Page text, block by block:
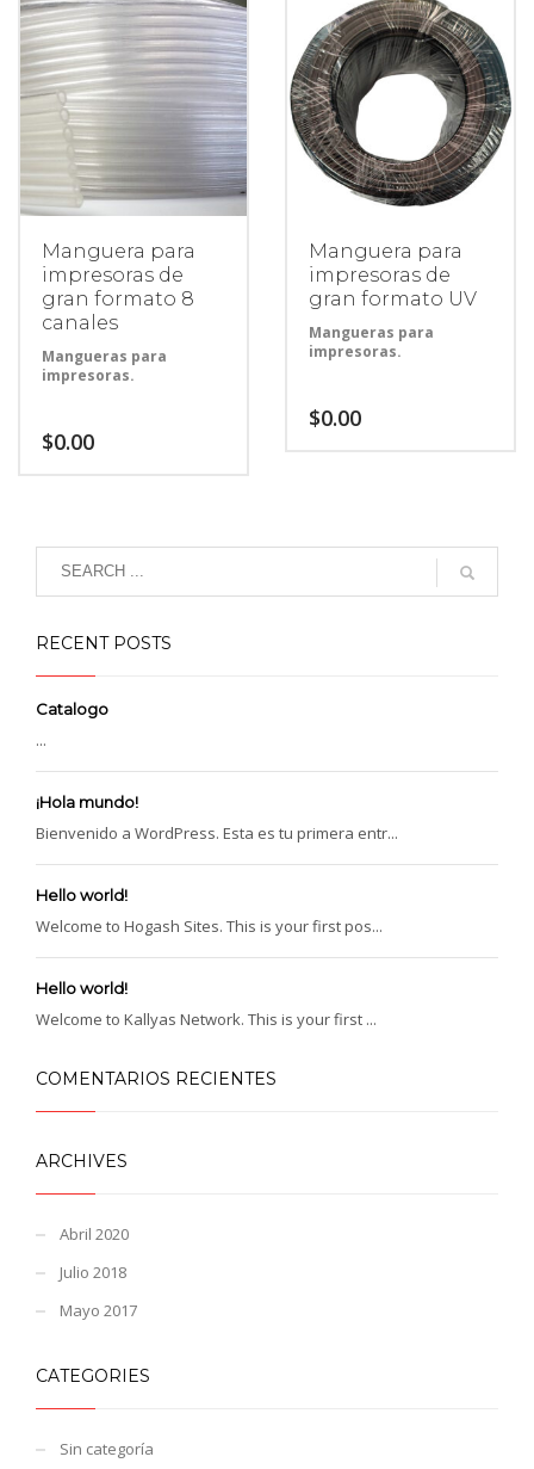
Manguera para
impresoras de
gran formato 8
canales
Mangueras para
impresoras.
$0.00
Manguera para
impresoras de
gran formato UV
Mangueras para
impresoras.
$0.00
RECENT POSTS
Catalogo
...
¡Hola mundo!
Bienvenido a WordPress. Esta es tu primera entr...
Hello world!
Welcome to Hogash Sites. This is your first pos...
Hello world!
Welcome to Kallyas Network. This is your first ...
COMENTARIOS RECIENTES
ARCHIVES
Abril 2020
Julio 2018
Mayo 2017
CATEGORIES
Sin categoría